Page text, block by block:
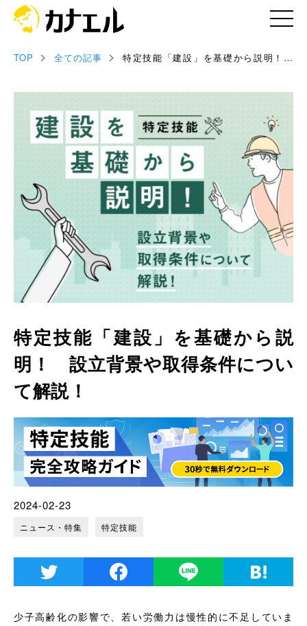
記事
セミナー情報
専門家情報
TOP 全ての記事
特定技能「建設」を基礎から説明！
特定技能「建設」を基礎から説
明！ 設立背景や取得条件につい
て解説！
2024-02-23
ニュース・特集 特定技能
少子高齢化の影響で、若い労働力は慢性的に不足していま